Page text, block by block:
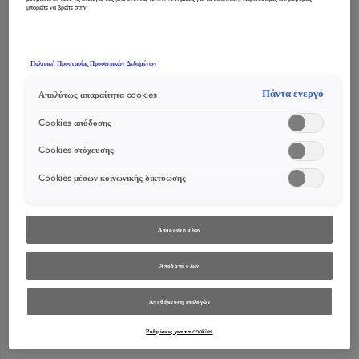
μπορείτε να βρείτε στην
Πολιτική Προστασίας Προσωπικών Δεδομένων
Απολύτως απαραίτητα cookies Πάντα ενεργό
Cookies απόδοσης
Cookies στόχευσης
Cookies μέσων κοινωνικής δικτύωσης
Απόρριψη όλων
Αποδοχή όλων
Αποθήκευση επιλογών
Ρυθμίσεις για τα cookies